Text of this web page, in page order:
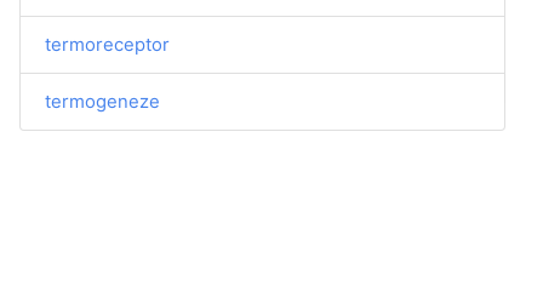
termoreceptor
termogeneze